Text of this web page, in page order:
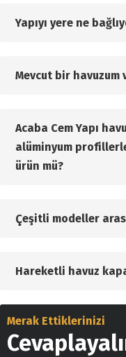
Yapıyı yere ne
Mevcut bir havuzum
Acaba Cem Yapı
alüminyum
ürün mü?
Çeşitli modeller
Hareketli havuz
Merak Ettiklerinizi